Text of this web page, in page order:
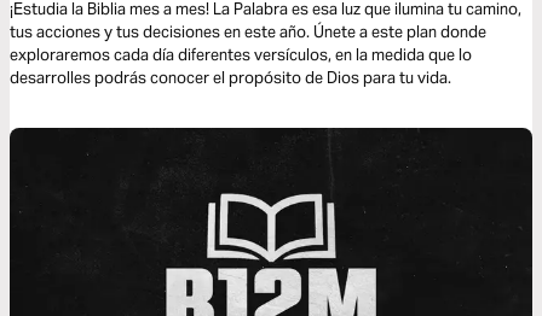
¡Estudia la Biblia mes a mes! La Palabra es esa luz que ilumina tu camino,
tus acciones y tus decisiones en este año. Únete a este plan donde
exploraremos cada día diferentes versículos, en la medida que lo
desarrolles podrás conocer el propósito de Dios para tu vida.